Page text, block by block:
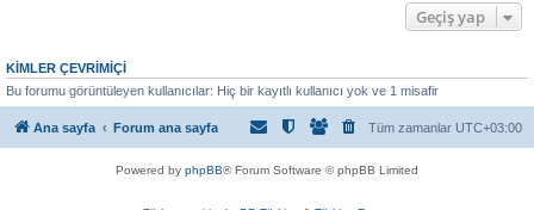
Geçiş yap
KIMLER ÇEVRIMIÇI
Bu forumu görüntüleyen kullanıcılar: Hiç bir kayıtlı kullanıcı yok ve 1 misafir
Ana sayfa Forum ana sayfa Tüm zamanlar UTC+03:00
Powered by phpBB® Forum Software © phpBB Limited